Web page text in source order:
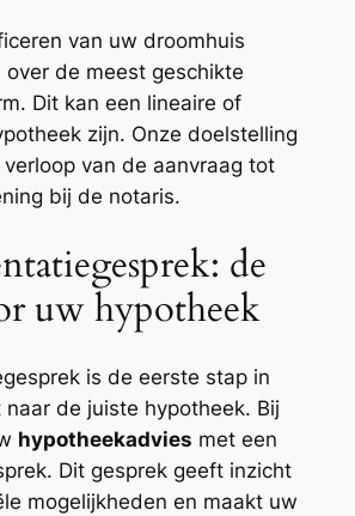
van uw droomhuis
over de meest geschikte
Dit kan een lineaire of
zijn. Onze doelstelling
van de aanvraag tot
bij de notaris.
de
uw hypotheek
is de eerste stap in
de juiste hypotheek. Bij
hypotheekadvies met een
Dit gesprek geeft inzicht
mogelijkheden en maakt uw